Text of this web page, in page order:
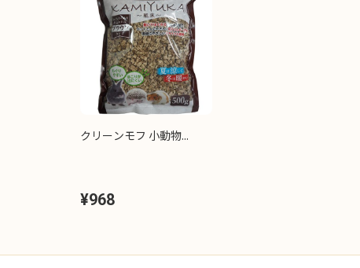
クリーンモフ 小動物...
¥968